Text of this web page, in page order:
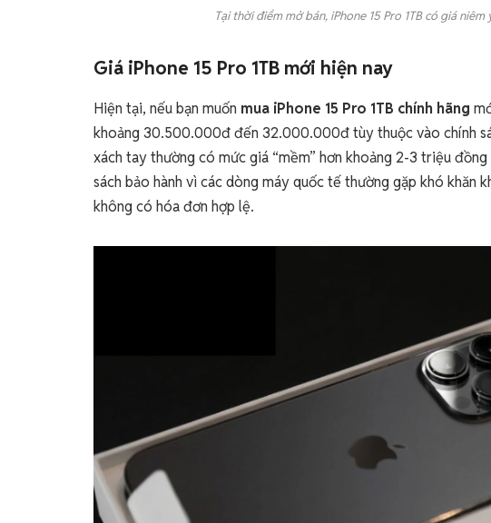
Tại thời điểm mở bán, iPhone 15 Pro 1TB có giá
Giá iPhone 15 Pro 1TB mới hiện nay
Hiện tại, nếu bạn muốn mua iPhone 15 Pro 1TB chính hãng
khoảng 30.500.000đ đến 32.000.000đ tùy thuộc vào chính
xách tay thường có mức giá “mềm” hơn khoảng 2-3 triệu
sách bảo hành vì các dòng máy quốc tế thường gặp khó khăn
không có hóa đơn hợp lệ.